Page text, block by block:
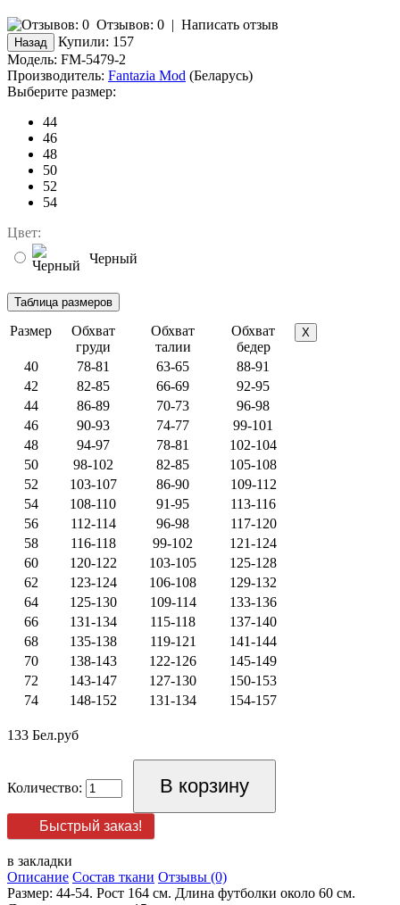
Отзывов: 0 | Написать отзыв
Купили: 157
Модель: FM-5479-2
Производитель: Fantazia Mod (Беларусь)
Выберите размер:
44
46
48
50
52
54
Цвет:
Черный
Размер
Обхват
груди
Обхват
талии
Обхват
бедер
X
40 78-81 63-65
88-91
42
82-85 66-69
92-95
44
86-89 70-73
96-98
46
90-93 74-77
99-101
48
94-97 78-81
102-104
50
98-102 82-85
105-108
52
103-107 86-90
109-112
54
108-110 91-95
113-116
56
112-114 96-98
117-120
58
116-118 99-102
121-124
60
120-122 103-105
125-128
62
123-124 106-108
129-132
64
125-130 109-114
133-136
66
131-134 115-118
137-140
68
135-138 119-121
141-144
70
138-143 122-126
145-149
72
143-147 127-130
150-153
74
148-152 131-134 154-157
133 Бел.руб
Количество:
Быстрый заказ!
в закладки
Описание Состав ткани Отзывы (0)
Размер: 44-54. Рост 164 см. Длина футболки около 60 см.